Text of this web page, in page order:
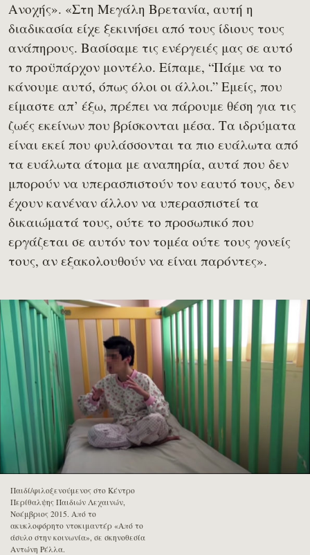
Ανοχής». «Στη Μεγάλη Βρετανία, αυτή η
διαδικασία είχε ξεκινήσει από τους ίδιους τους
ανάπηρους. Βασίσαμε τις ενέργειές μας σε αυτό
το προϋπάρχον μοντέλο. Είπαμε, “Πάμε να το
κάνουμε αυτό, όπως όλοι οι άλλοι.” Εμείς, που
είμαστε απ’ έξω, πρέπει να πάρουμε θέση για τις
ζωές εκείνων που βρίσκονται μέσα. Τα ιδρύματα
είναι εκεί που φυλάσσονται τα πιο ευάλωτα από
τα ευάλωτα άτομα με αναπηρία, αυτά που δεν
μπορούν να υπερασπιστούν τον εαυτό τους, δεν
έχουν κανέναν άλλον να υπερασπιστεί τα
δικαιώματά τους, ούτε το προσωπικό που
εργάζεται σε αυτόν τον τομέα ούτε τους γονείς
τους, αν εξακολουθούν να είναι παρόντες».
Παιδί/φιλοξενούμενος στο Κέντρο
Περίθαλψης Παιδιών Λεχαινών,
Νοέμβριος 2015. Από το
ακυκλοφόρητο ντοκιμαντέρ «Από το
άσυλο στην κοινωνία», σε σκηνοθεσία
Αντώνη Ρέλλα.